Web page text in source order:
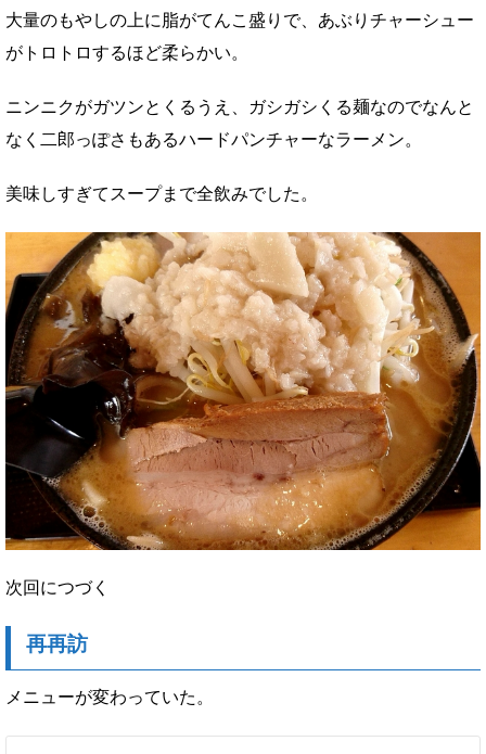
大量のもやしの上に脂がてんこ盛りで、あぶりチャーシュー
がトロトロするほど柔らかい。
ニンニクがガツンとくるうえ、ガシガシくる麺なのでなんと
なく二郎っぽさもあるハードパンチャーなラーメン。
美味しすぎてスープまで全飲みでした。
次回につづく
再再訪
メニューが変わっていた。